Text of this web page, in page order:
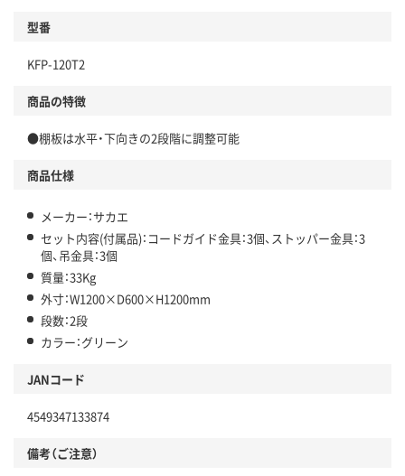
型番
KFP-120T2
商品の特徴
●棚板は水平・下向きの2段階に調整可能
商品仕様
メーカー：サカエ
セット内容(付属品)：コードガイド金具：3個、ストッパー金具：3
個、吊金具：3個
質量：33Kg
外寸：W1200×D600×H1200mm
段数：2段
カラー：グリーン
JANコード
4549347133874
備考（ご注意）